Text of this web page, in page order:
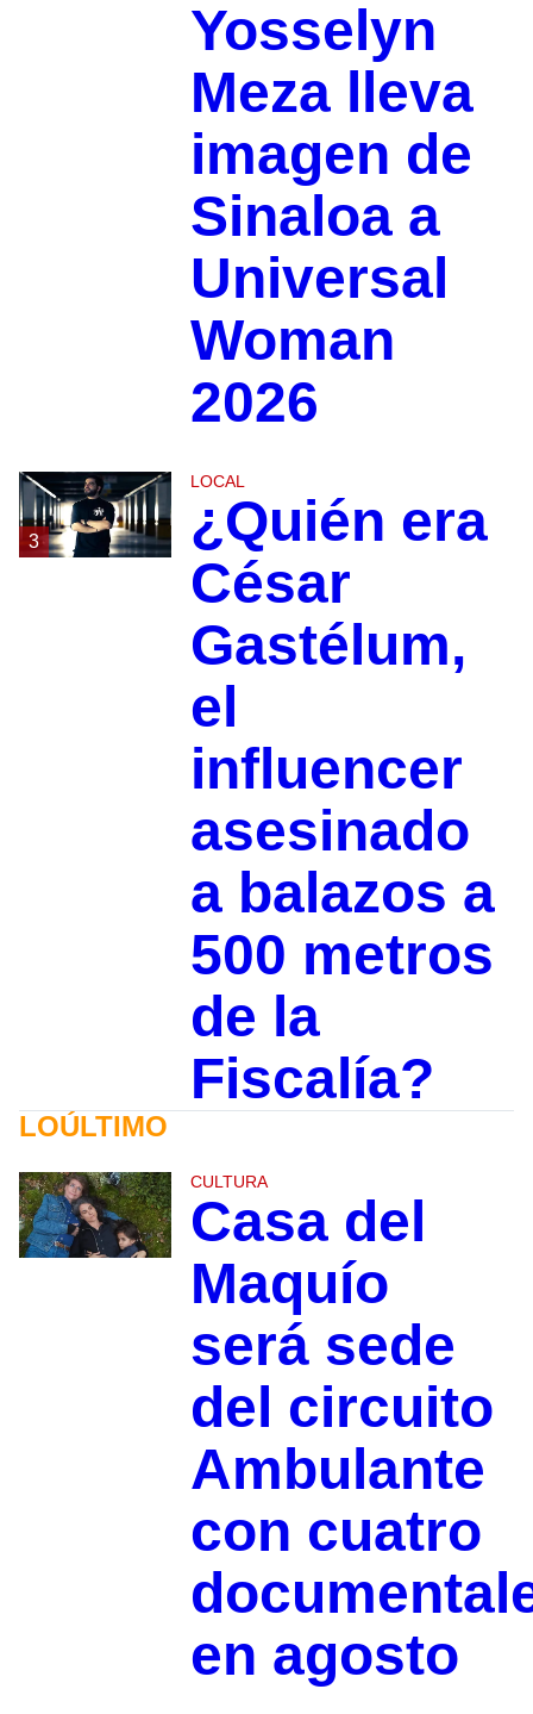
Yosselyn
Meza lleva
imagen de
Sinaloa a
Universal
Woman
2026
3
LOCAL
¿Quién era
César
Gastélum,
el
influencer
asesinado
a balazos a
500 metros
de la
Fiscalía?
LOÚLTIMO
CULTURA
Casa del
Maquío
será sede
del circuito
Ambulante
con cuatro
en agosto